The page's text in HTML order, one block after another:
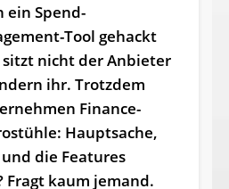
ein Spend-
Tool gehackt
nicht der Anbieter
ihr. Trotzdem
Finance-
Hauptsache,
die Features
Fragt kaum jemand.